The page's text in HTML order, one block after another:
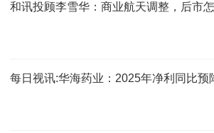
和讯投顾李雪华：商业航天调整，后市
每日视讯:华海药业：2025年净利同比预